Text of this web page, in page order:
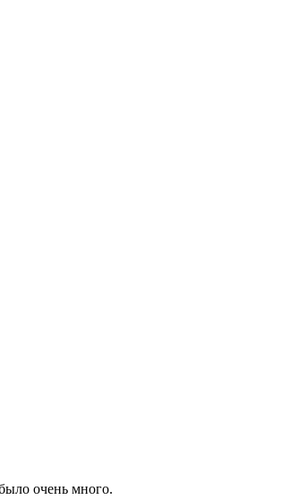
очень много.